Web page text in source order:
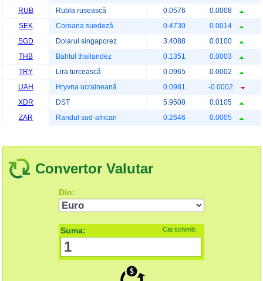
RUB
Rubla rusească 0.0576 0.0008
SEK
Coroana suedeză 0.4730 0.0014
SGD
Dolarul singaporez 3.4088 0.0100
THB
Bahtul thailandez 0.1351 0.0003
TRY
Lira turcească 0.0965 0.0002
UAH
Hryvna ucraineană 0.0981 -0.0002
XDR
DST 5.9508 0.0105
ZAR
Randul sud-african 0.2646 0.0005
Convertor Valutar
Din:
Suma: Cat schimb: